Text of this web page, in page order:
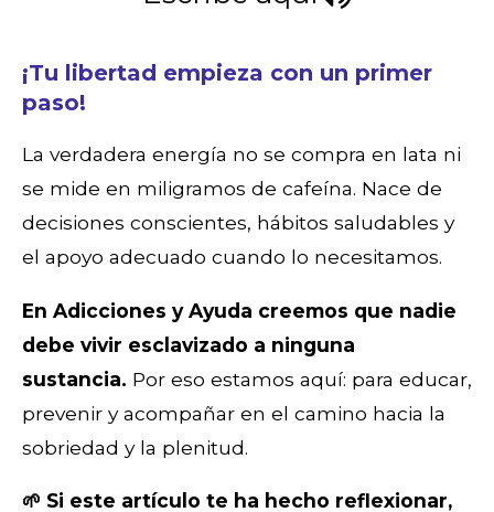
¡Tu libertad empieza con un primer
paso!
La verdadera energía no se compra en lata ni
se mide en miligramos de cafeína. Nace de
decisiones conscientes, hábitos saludables y
el apoyo adecuado cuando lo necesitamos.
En Adicciones y Ayuda creemos que nadie
debe vivir esclavizado a ninguna
sustancia. Por eso estamos aquí: para educar,
prevenir y acompañar en el camino hacia la
sobriedad y la plenitud.
🌱 Si este artículo te ha hecho reflexionar,